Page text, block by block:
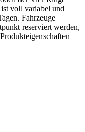
voll variabel und
Fahrzeuge
reserviert werden,